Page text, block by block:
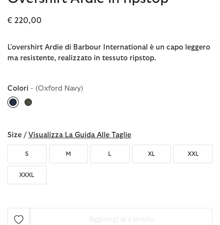
€ 220,00
L'overshirt Ardie di Barbour International è un capo leggero
ma resistente, realizzato in tessuto ripstop.
Colori - (Oxford Navy)
Size / Visualizza La Guida Alle Taglie
S M L XL XXL
XXXL